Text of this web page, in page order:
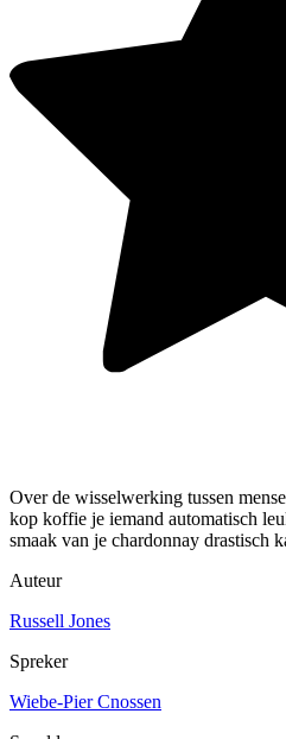
Over de wisselwerking tussen
kop koffie je iemand automatisch
smaak van je chardonnay drastisch
Auteur
Russell Jones
Spreker
Wiebe-Pier Cnossen